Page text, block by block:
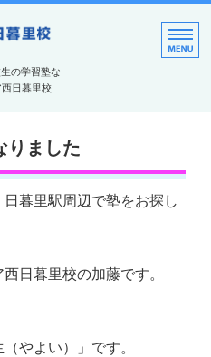
エクセルシア西日暮
の学習塾な
日暮里校
りました
暮里駅周辺で塾をお探し
日暮里校の加藤です。
やよい）」です。